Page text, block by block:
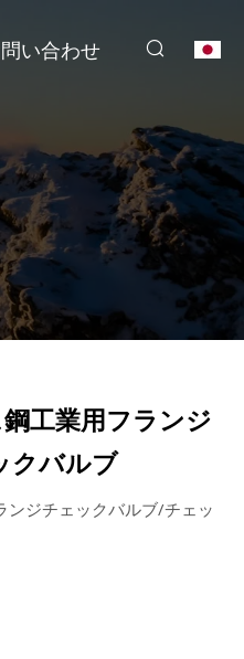
い合わせ
工業用フランジ
クバルブ
ンジチェックバルブ/チェッ